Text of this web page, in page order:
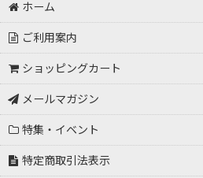
ホーム
ご利用案内
ショッピングカート
メールマガジン
特集・イベント
特定商取引法表示